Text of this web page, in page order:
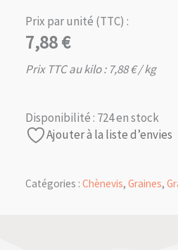
Prix par unité (TTC) :
7,88€
Prix TTC au kilo : 7,88€/ kg
Disponibilité : 724 en stock
Ajouter à la liste d’envies
Catégories : Chènevis, Graines,